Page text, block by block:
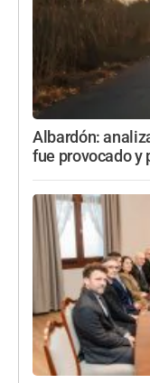
Albardón:
fue provocado y